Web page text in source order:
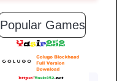
Popular Games